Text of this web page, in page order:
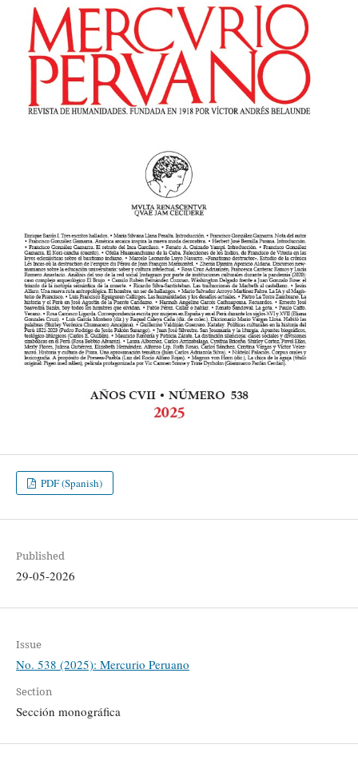
PDF (Spanish)
Published
29-05-2026
Issue
No. 538 (2025): Mercurio Peruano
Section
Sección monográfica